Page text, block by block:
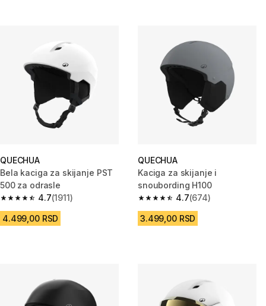
QUECHUA
Bela kaciga za skijanje PST
500 za odrasle
4.7
4.7 od 5 zvezdica from 1911 Recenzije
(1911)
4.499,00 RSD
QUECHUA
Kaciga za skijanje i
snoubording H100
4.7
4.7 od 5 zvezdica from 674
(674)
3.499,00 RSD